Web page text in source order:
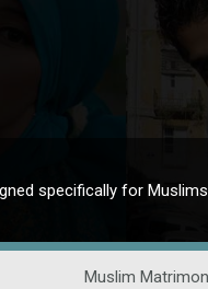
specifically for Muslims
Muslim